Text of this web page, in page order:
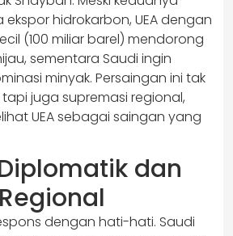
hidrokarbon, UEA dengan
(100 miliar barel) mendorong
sementara Saudi ingin
minyak. Persaingan ini tak
juga supremasi regional,
UEA sebagai saingan yang
dan
dengan hati-hati. Saudi